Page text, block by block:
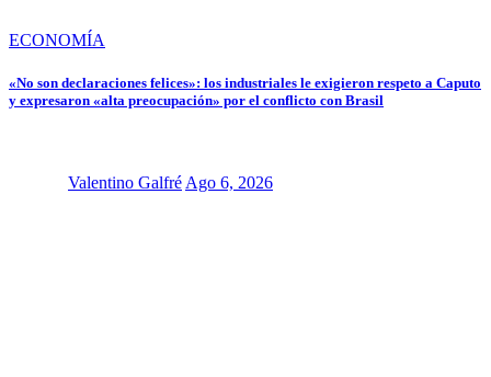
ECONOMÍA
«No son declaraciones felices»: los industriales le exigieron respeto a Caputo
y expresaron «alta preocupación» por el conflicto con Brasil
Valentino Galfré Ago 6, 2026